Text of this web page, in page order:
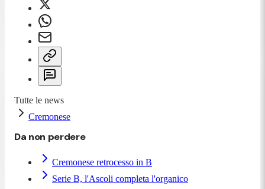
Tutte le news
Cremonese
Da non perdere
Cremonese retrocesso in B
Serie B, l'Ascoli completa l'organico